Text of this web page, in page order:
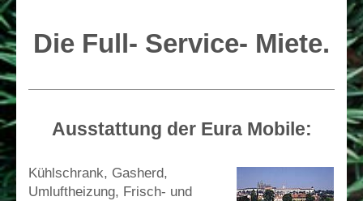
Die Full- Service- Miete.
Ausstattung der Eura Mobile:
Kühlschrank, Gasherd,
Umluftheizung, Frisch- und